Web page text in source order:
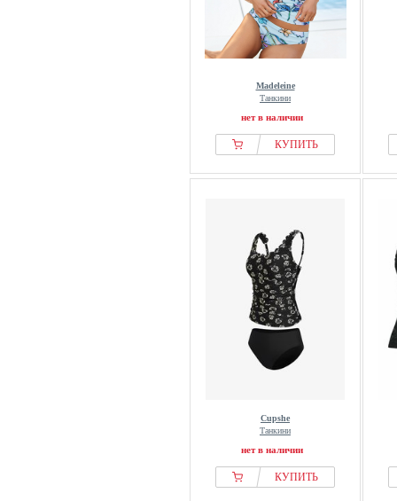
Madeleine
Танкини
нет в наличии
КУПИТЬ
Cupshe
Танкини
нет в наличии
КУПИТЬ